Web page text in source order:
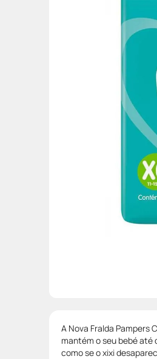
A Nova Fralda Pampers
mantém o seu bebé até
como se o xixi